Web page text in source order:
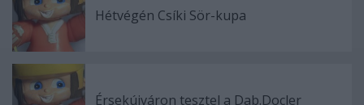
Hétvégén Csíki Sör-kupa
Érsekújváron tesztel a Dab.Docler